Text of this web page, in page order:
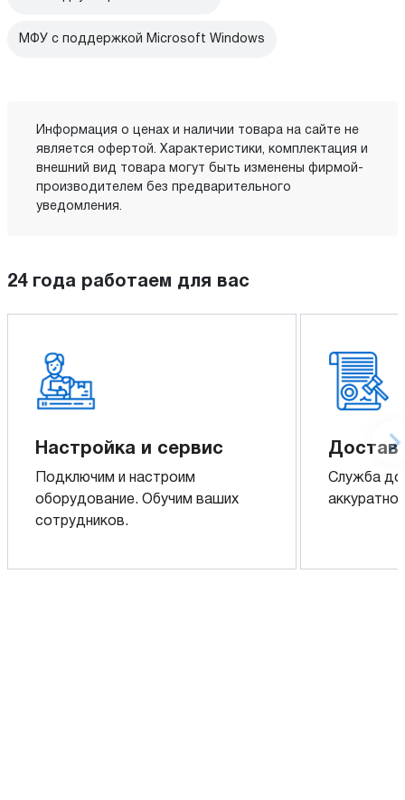
МФУ с поддержкой Microsoft Windows
Информация о ценах и наличии товара на сайте не
является офертой. Характеристики, комплектация и
внешний вид товара могут быть изменены фирмой-
производителем без предварительного
уведомления.
24 года работаем для вас
Настройка и сервис
Подключим и настроим
оборудование. Обучим ваших
сотрудников.
Служба
аккуратно